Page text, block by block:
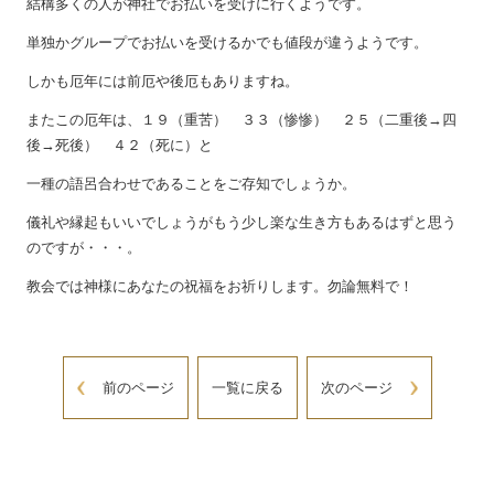
結構多くの人が神社でお払いを受けに行くようです。
単独かグループでお払いを受けるかでも値段が違うようです。
しかも厄年には前厄や後厄もありますね。
またこの厄年は、１９（重苦） ３３（惨惨） ２５（二重後→四
後→死後） ４２（死に）と
一種の語呂合わせであることをご存知でしょうか。
儀礼や縁起もいいでしょうがもう少し楽な生き方もあるはずと思う
のですが・・・。
教会では神様にあなたの祝福をお祈りします。勿論無料で！
前のページ 一覧に戻る 次のページ